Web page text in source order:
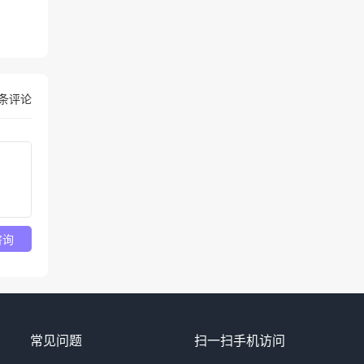
评论
常见问题 扫一扫手机访问